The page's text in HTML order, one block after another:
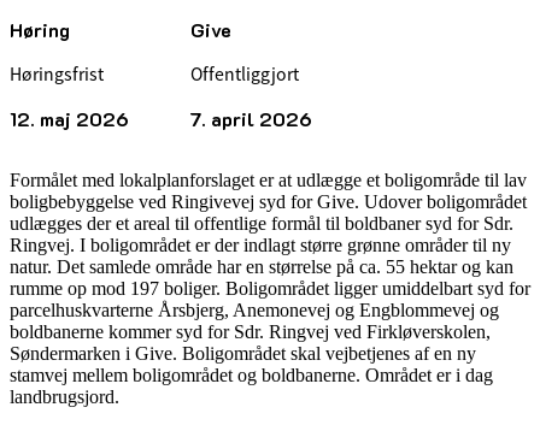
Høring Give
Høringsfrist
12. maj 2026
Offentliggjort
7. april 2026
Formålet med lokalplanforslaget er at udlægge et boligområde til lav
boligbebyggelse ved Ringivevej syd for Give. Udover boligområdet
udlægges der et areal til offentlige formål til boldbaner syd for Sdr.
Ringvej. I boligområdet er der indlagt større grønne områder til ny
natur. Det samlede område har en størrelse på ca. 55 hektar og kan
rumme op mod 197 boliger. Boligområdet ligger umiddelbart syd for
parcelhuskvarterne Årsbjerg, Anemonevej og Engblommevej og
boldbanerne kommer syd for Sdr. Ringvej ved Firkløverskolen,
Søndermarken i Give. Boligområdet skal vejbetjenes af en ny
stamvej mellem boligområdet og boldbanerne. Området er i dag
landbrugsjord.